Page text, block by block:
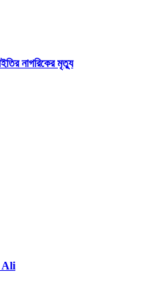
নাগরিকের মৃত্যু
Ali